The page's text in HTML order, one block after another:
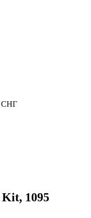
СНГ
1095